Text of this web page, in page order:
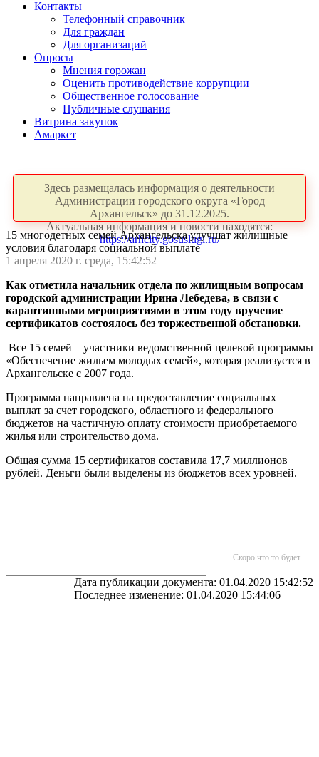
Контакты
Телефонный справочник
Для граждан
Для организаций
Опросы
Мнения горожан
Оценить противодействие коррупции
Общественное голосование
Публичные слушания
Витрина закупок
Амаркет
Здесь размещалась информация о деятельности
Администрации городского округа «Город
Архангельск» до 31.12.2025.
Актуальная информация и новости находятся:
https://arhcity.gosuslugi.ru/
15 многодетных семей Архангельска улучшат жилищные
условия благодаря социальной выплате
1 апреля 2020 г. среда, 15:42:52
Как отметила начальник отдела по жилищным вопросам
городской администрации Ирина Лебедева, в связи с
карантинными мероприятиями в этом году вручение
сертификатов состоялось без торжественной обстановки.
Все 15 семей – участники ведомственной целевой программы
«Обеспечение жильем молодых семей», которая реализуется в
Архангельске с 2007 года.
Программа направлена на предоставление социальных
выплат за счет городского, областного и федерального
бюджетов на частичную оплату стоимости приобретаемого
жилья или строительство дома.
Общая сумма 15 сертификатов составила 17,7 миллионов
рублей. Деньги были выделены из бюджетов всех уровней.
Скоро что то будет...
Дата публикации документа: 01.04.2020 15:42:52
Последнее изменение: 01.04.2020 15:44:06